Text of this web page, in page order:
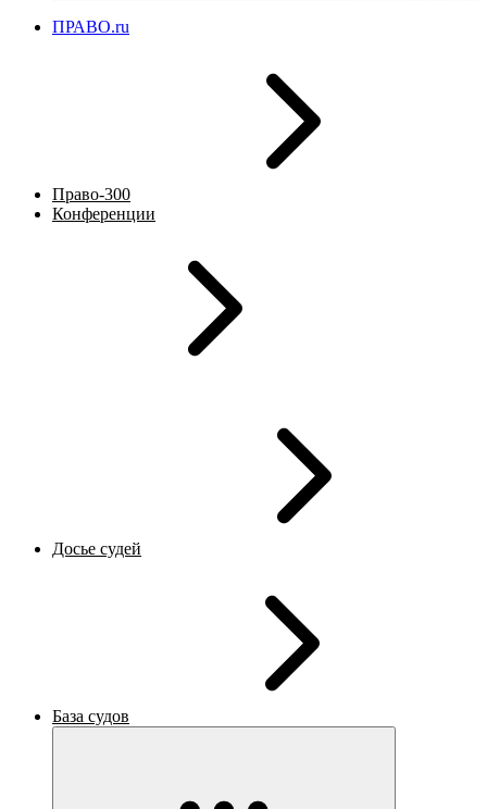
ПРАВО.ru
Право-300
Конференции
Досье судей
База судов